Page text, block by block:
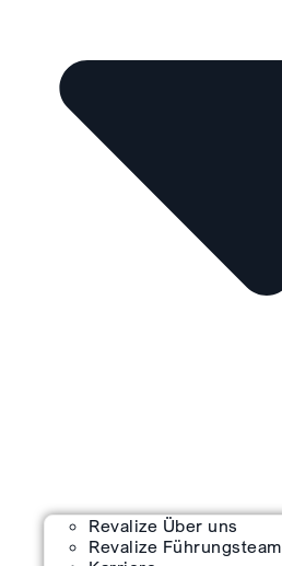
Revalize Über uns
Revalize Führungsteam